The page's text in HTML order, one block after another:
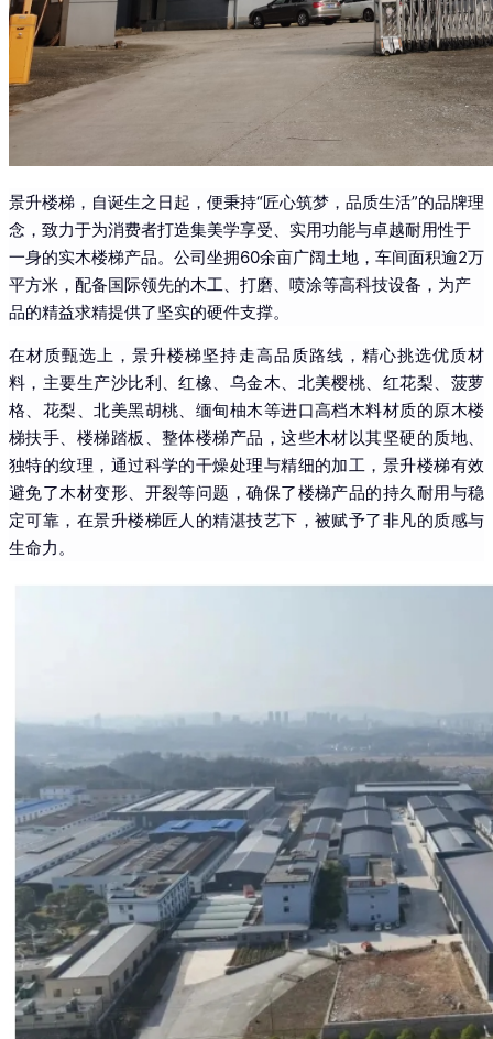
景升楼梯，自诞生之日起，便秉持“匠心筑梦，品质生活”的品牌理
念，致力于为消费者打造集美学享受、实用功能与卓越耐用性于
一身的实木楼梯产品。公司坐拥60余亩广阔土地，车间面积逾2万
平方米，配备国际领先的木工、打磨、喷涂等高科技设备，为产
品的精益求精提供了坚实的硬件支撑。
在材质甄选上，景升楼梯坚持走高品质路线，精心挑选优质材
料，主要生产沙比利、红橡、乌金木、北美樱桃、红花梨、菠萝
格、花梨、北美黑胡桃、缅甸柚木等进口高档木料材质的原木楼
梯扶手、楼梯踏板、整体楼梯产品，这些木材以其坚硬的质地、
独特的纹理， 通过科学的干燥处理与精细的加工，景升楼梯有效
避免了木材变形、开裂等问题，确保了楼梯产品的持久耐用与稳
定可靠， 在景升楼梯匠人的精湛技艺下，被赋予了非凡的质感与
生命力。